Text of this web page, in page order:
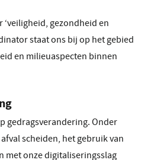
‘veiligheid, gezondheid en
staat ons bij op het gebied
en milieuaspecten binnen
gedragsverandering. Onder
scheiden, het gebruik van
met onze digitaliseringsslag